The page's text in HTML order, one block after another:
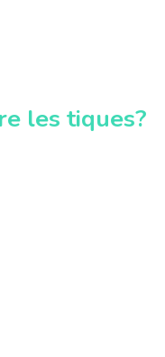
les tiques?